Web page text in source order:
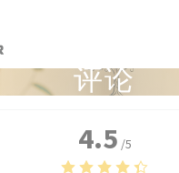
评论
4.5 /5